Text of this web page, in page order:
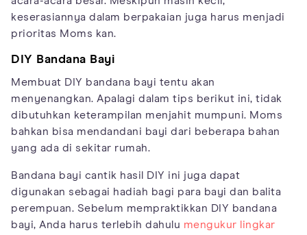
keserasiannya dalam berpakaian juga harus menjadi
prioritas Moms kan.
DIY Bandana Bayi
Membuat DIY bandana bayi tentu akan
menyenangkan. Apalagi dalam tips berikut ini, tidak
dibutuhkan keterampilan menjahit mumpuni. Moms
bahkan bisa mendandani bayi dari beberapa bahan
yang ada di sekitar rumah.
Bandana bayi cantik hasil DIY ini juga dapat
digunakan sebagai hadiah bagi para bayi dan balita
perempuan. Sebelum mempraktikkan DIY bandana
bayi, Anda harus terlebih dahulu mengukur lingkar